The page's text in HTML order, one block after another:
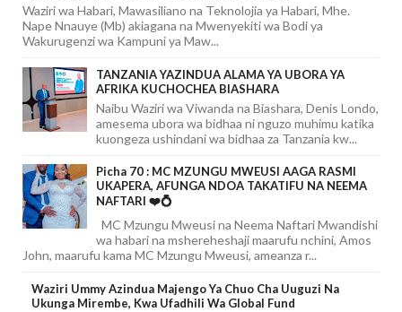
Waziri wa Habari, Mawasiliano na Teknolojia ya Habari, Mhe.
Nape Nnauye (Mb) akiagana na Mwenyekiti wa Bodi ya
Wakurugenzi wa Kampuni ya Maw...
TANZANIA YAZINDUA ALAMA YA UBORA YA
AFRIKA KUCHOCHEA BIASHARA
Naibu Waziri wa Viwanda na Biashara, Denis Londo,
amesema ubora wa bidhaa ni nguzo muhimu katika
kuongeza ushindani wa bidhaa za Tanzania kw...
Picha 70 : MC MZUNGU MWEUSI AAGA RASMI
UKAPERA, AFUNGA NDOA TAKATIFU NA NEEMA
NAFTARI ❤️💍
MC Mzungu Mweusi na Neema Naftari Mwandishi
wa habari na mshereheshaji maarufu nchini, Amos
John, maarufu kama MC Mzungu Mweusi, ameanza r...
Waziri Ummy Azindua Majengo Ya Chuo Cha Uuguzi Na
Ukunga Mirembe, Kwa Ufadhili Wa Global Fund